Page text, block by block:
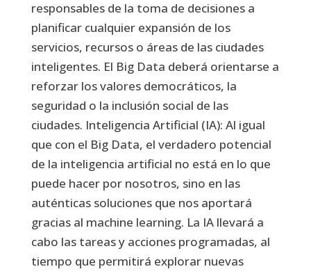
responsables de la toma de decisiones a
planificar cualquier expansión de los
servicios, recursos o áreas de las ciudades
inteligentes. El Big Data deberá orientarse a
reforzar los valores democráticos, la
seguridad o la inclusión social de las
ciudades. Inteligencia Artificial (IA): Al igual
que con el Big Data, el verdadero potencial
de la inteligencia artificial no está en lo que
puede hacer por nosotros, sino en las
auténticas soluciones que nos aportará
gracias al machine learning. La IA llevará a
cabo las tareas y acciones programadas, al
tiempo que permitirá explorar nuevas